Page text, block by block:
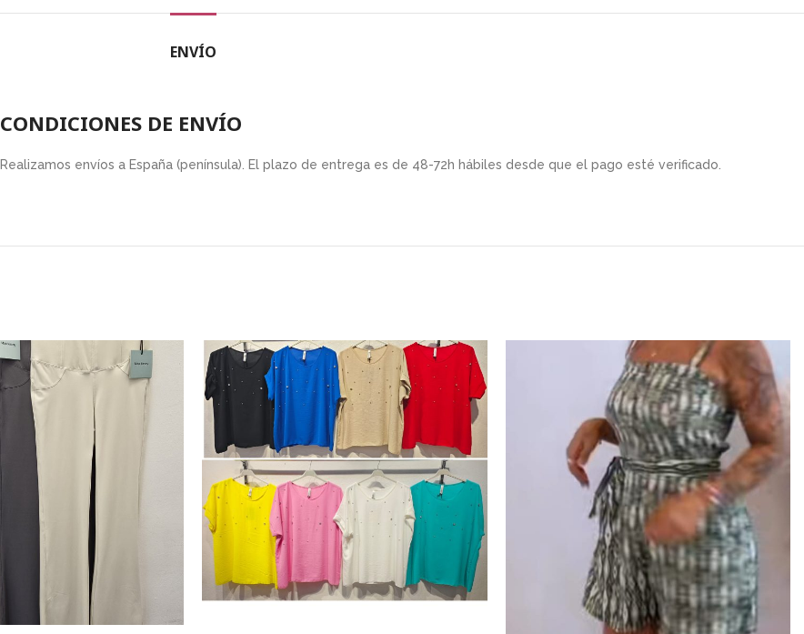
ENVÍO
CONDICIONES DE ENVÍO
Realizamos envíos a España (península). El plazo de entrega es de 48-72h hábiles desde que el pago esté verificado.